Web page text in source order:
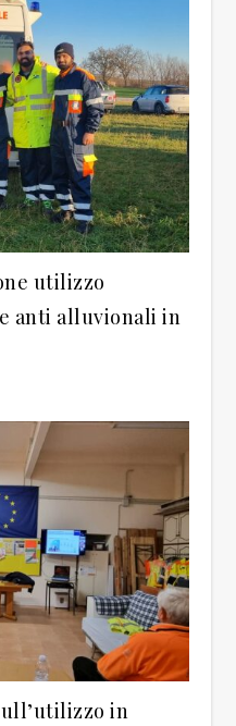
utilizzo
anti alluvionali in
in